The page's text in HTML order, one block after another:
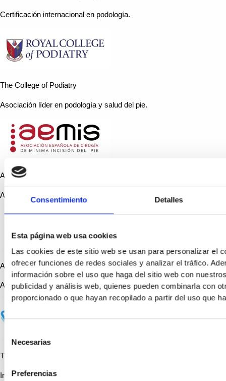
Consentimiento Detalles
Esta página web usa cookies
Las cookies de este sitio web se usan para personalizar el
ofrecer funciones de redes sociales y analizar el tráfico.
información sobre el uso que haga del sitio web con
publicidad y análisis web, quienes pueden combinarla con
proporcionado o que hayan recopilado a partir del uso que
de
consentimiento
Necesarias
Preferencias
Certificación internacional en podología.
The College of Podiatry
Asociación líder en podología y salud del pie.
AEMIS
Asociación Española de Cirugía Mínimamente Invasiva del Pie
AECP
Asociación Española de Cirugía Podológica
The Academy of Ambulatory
Innovación en cirugía ambulatoria del pie